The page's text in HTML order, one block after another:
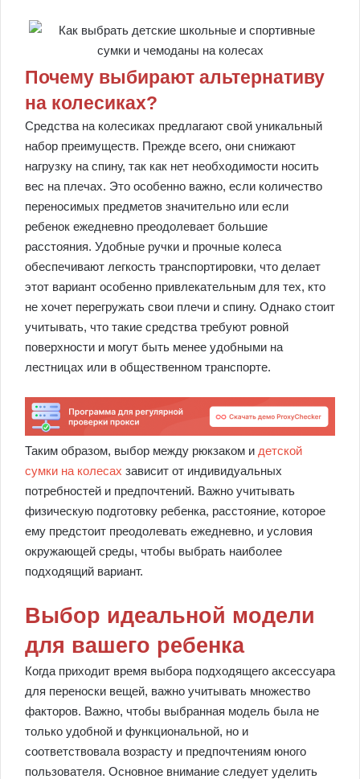
Почему выбирают альтернативу
на колесиках?
Средства на колесиках предлагают свой уникальный
набор преимуществ. Прежде всего, они снижают
нагрузку на спину, так как нет необходимости носить
вес на плечах. Это особенно важно, если количество
переносимых предметов значительно или если
ребенок ежедневно преодолевает большие
расстояния. Удобные ручки и прочные колеса
обеспечивают легкость транспортировки, что делает
этот вариант особенно привлекательным для тех, кто
не хочет перегружать свои плечи и спину. Однако стоит
учитывать, что такие средства требуют ровной
поверхности и могут быть менее удобными на
лестницах или в общественном транспорте.
Таким образом, выбор между рюкзаком и детской
сумки на колесах зависит от индивидуальных
потребностей и предпочтений. Важно учитывать
физическую подготовку ребенка, расстояние, которое
ему предстоит преодолевать ежедневно, и условия
окружающей среды, чтобы выбрать наиболее
подходящий вариант.
Выбор идеальной модели
для вашего ребенка
Когда приходит время выбора подходящего аксессуара
для переноски вещей, важно учитывать множество
факторов. Важно, чтобы выбранная модель была не
только удобной и функциональной, но и
соответствовала возрасту и предпочтениям юного
пользователя. Основное внимание следует уделить